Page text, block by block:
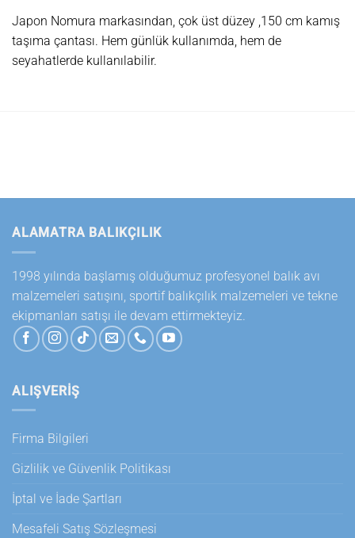
Japon Nomura markasından, çok üst düzey ,150 cm kamış
taşıma çantası. Hem günlük kullanımda, hem de
seyahatlerde kullanılabilir.
ALAMATRA BALIKÇILIK
1998 yılında başlamış olduğumuz profesyonel balık avı
malzemeleri satışını, sportif balıkçılık malzemeleri ve tekne
ekipmanları satışı ile devam ettirmekteyiz.
ALIŞVERİŞ
Firma Bilgileri
Gizlilik ve Güvenlik Politikası
İptal ve İade Şartları
Mesafeli Satış Sözleşmesi